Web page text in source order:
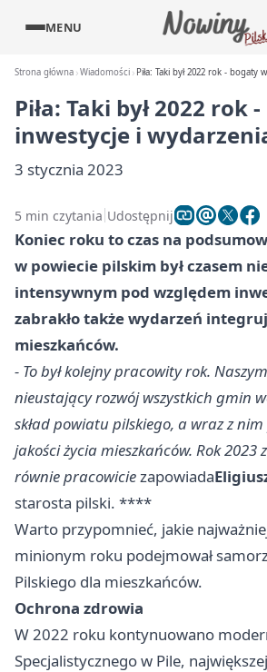
MENU
Strona główna Wiadomości Piła: Taki był 2022 rok -
Piła: Taki był 2022 rok
inwestycje i
3 stycznia 2023
5 min czytania Udostępnij
Koniec roku to czas na
w powiecie pilskim był czasem
intensywnym pod względem
zabrakło także wydarzeń
mieszkańców.
- To był kolejny pracowity rok.
nieustający rozwój wszystkich gmin
skład powiatu pilskiego, a wraz z
jakości życia mieszkańców. Rok 2023
równie pracowiciezapowiada
starosta pilski. ****
Warto przypomnieć, jakie
minionym roku podejmował
Pilskiego dla mieszkańców.
Ochrona zdrowia
W 2022 roku kontynuowano
Specjalistycznego w Pile,